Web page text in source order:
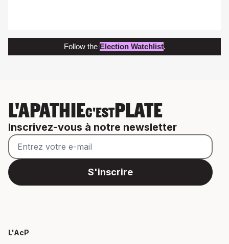
Follow the Election Watchlist.
L'APATHIEC'ESTPLATE
Inscrivez-vous à notre newsletter
L'AcP